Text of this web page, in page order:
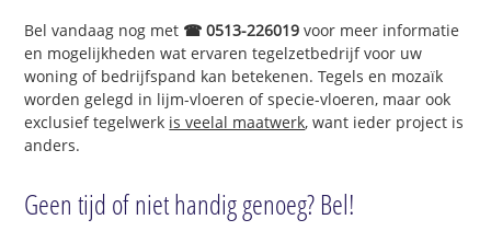
Bel vandaag nog met ☎ 0513-226019 voor meer informatie
en mogelijkheden wat ervaren tegelzetbedrijf voor uw
woning of bedrijfspand kan betekenen. Tegels en mozaïk
worden gelegd in lijm-vloeren of specie-vloeren, maar ook
exclusief tegelwerk is veelal maatwerk, want ieder project is
anders.
Geen tijd of niet handig genoeg? Bel!